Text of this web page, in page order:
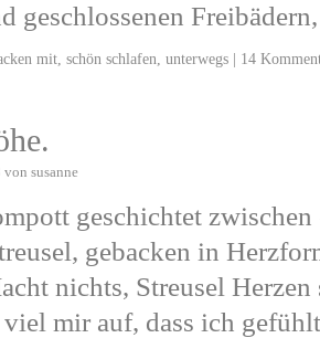
geschlossenen
mit schön schlafen unterwegs | 14
von susanne
geschichtet
gebacken in
nichts, Streusel
mir auf, dass ich